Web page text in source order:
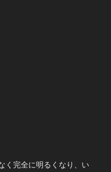
く完全に明るくなり、い